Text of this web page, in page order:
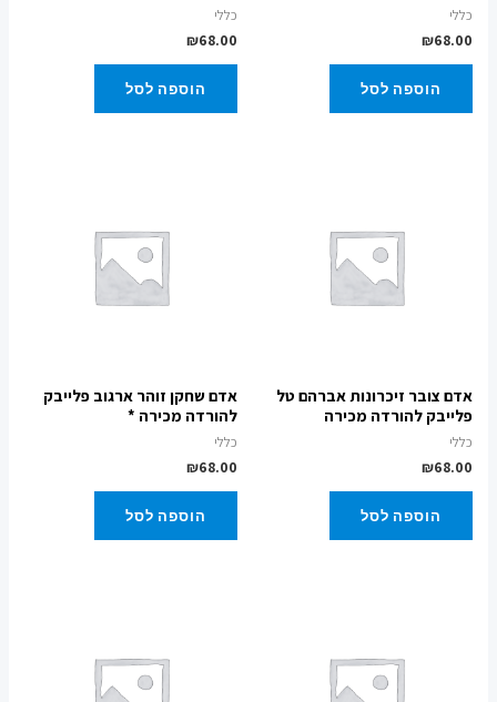
כללי
₪68.00
הוספה לסל
כללי
₪68.00
הוספה לסל
אדם צובר זיכרונות אברהם טל
פלייבק להורדה מכירה
כללי
₪68.00
הוספה לסל
אדם שחקן זוהר ארגוב פלייבק
להורדה מכירה *
כללי
₪68.00
הוספה לסל